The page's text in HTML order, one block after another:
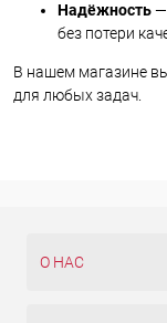
Надёжность—
без потери
В нашем магазине
для любых задач.
О НАС